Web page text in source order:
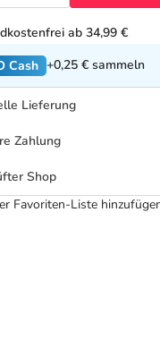
ab 34,99 €
Cash +0,25 € sammeln
Lieferung
Zahlung
Shop
Favoriten-Liste